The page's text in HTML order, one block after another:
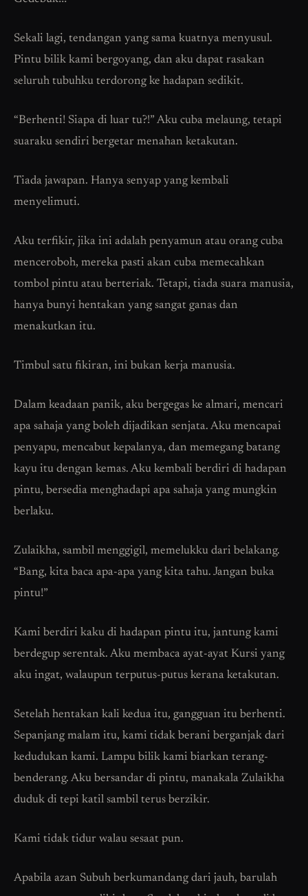
Sekali lagi, tendangan yang sama kuatnya menyusul.
Pintu bilik kami bergoyang, dan aku dapat rasakan
seluruh tubuhku terdorong ke hadapan sedikit.
“Berhenti! Siapa di luar tu?!” Aku cuba melaung, tetapi
suaraku sendiri bergetar menahan ketakutan.
Tiada jawapan. Hanya senyap yang kembali
menyelimuti.
Aku terfikir, jika ini adalah penyamun atau orang cuba
menceroboh, mereka pasti akan cuba memecahkan
tombol pintu atau berteriak. Tetapi, tiada suara manusia,
hanya bunyi hentakan yang sangat ganas dan
menakutkan itu.
Timbul satu fikiran, ini bukan kerja manusia.
Dalam keadaan panik, aku bergegas ke almari, mencari
apa sahaja yang boleh dijadikan senjata. Aku mencapai
penyapu, mencabut kepalanya, dan memegang batang
kayu itu dengan kemas. Aku kembali berdiri di hadapan
pintu, bersedia menghadapi apa sahaja yang mungkin
berlaku.
Zulaikha, sambil menggigil, memelukku dari belakang.
“Bang, kita baca apa-apa yang kita tahu. Jangan buka
pintu!”
Kami berdiri kaku di hadapan pintu itu, jantung kami
berdegup serentak. Aku membaca ayat-ayat Kursi yang
aku ingat, walaupun terputus-putus kerana ketakutan.
Setelah hentakan kali kedua itu, gangguan itu berhenti.
Sepanjang malam itu, kami tidak berani berganjak dari
kedudukan kami. Lampu bilik kami biarkan terang-
benderang. Aku bersandar di pintu, manakala Zulaikha
duduk di tepi katil sambil terus berzikir.
Kami tidak tidur walau sesaat pun.
Apabila azan Subuh berkumandang dari jauh, barulah